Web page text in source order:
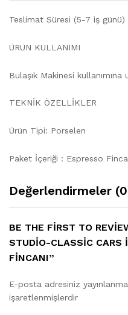
Teslimat Süresi (5-7 iş günü)
ÜRÜN KULLANIMI
Bulaşık Makinesi kullanımına
TEKNİK ÖZELLİKLER
Ürün Tipi: Porselen
Paket İçeriği : Espresso
Değerlendirmeler
BE THE FIRST TO
STUDIO-CLASSIC CARS
FINCANI”
E-posta adresiniz
işaretlenmişlerdir